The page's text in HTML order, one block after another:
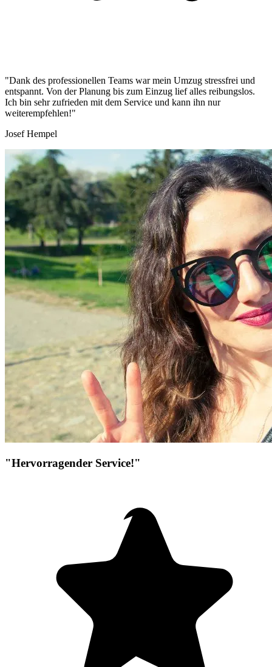
"Dank des professionellen Teams war mein Umzug stressfrei und
entspannt. Von der Planung bis zum Einzug lief alles reibungslos.
Ich bin sehr zufrieden mit dem Service und kann ihn nur
weiterempfehlen!"
Josef Hempel
"Hervorragender Service!"